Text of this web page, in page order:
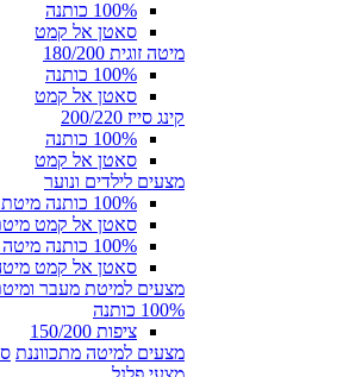
100% כותנה
סאטן אל קמט
מיטה זוגית 180/200
100% כותנה
סאטן אל קמט
קינג סייז 200/220
100% כותנה
סאטן אל קמט
מצעים לילדים ונוער
100% כותנה מיטת יחיד 90/200
סאטן אל קמט מיטת
100% כותנה מיטה וחצי 120/200
סאטן אל קמט מיטה וחצי
מצעים למיטת מעבר
100% כותנה
ציפות 150/200
מצעים למיטה מתכווננת